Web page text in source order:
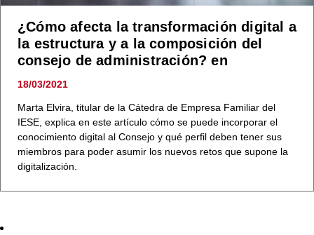
¿Cómo afecta la transformación digital a
la estructura y a la composición del
consejo de administración? en
18/03/2021
Marta Elvira, titular de la Cátedra de Empresa Familiar del
IESE, explica en este artículo cómo se puede incorporar el
conocimiento digital al Consejo y qué perfil deben tener sus
miembros para poder asumir los nuevos retos que supone la
digitalización.